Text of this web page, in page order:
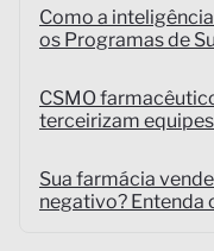
Como a
os Programas de
CSMO
terceirizam
Sua farmácia
negativo? Entenda